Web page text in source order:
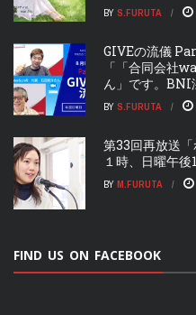
BY S.FURUTA
GIVEの流儀
「「合同会社
ん」です。
BY S.FURUTA
第33回再放送
１時、日曜午後
BY M.FURUTA
FIND US ON FACEBOOK